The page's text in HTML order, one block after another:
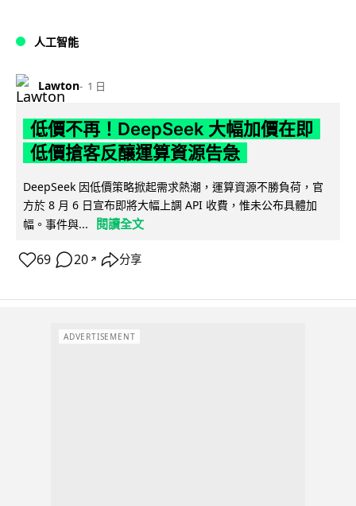
人工智能
Lawton 1 日
低價不再！DeepSeek 大幅加價在即
低價搶客反釀運算資源告急
DeepSeek 因低價策略掀起需求熱潮，運算資源不勝負荷，官
方於 8 月 6 日宣布即將大幅上調 API 收費，惟未公布具體加
幅。事件與...
閱讀全文
69 20 ↗ 分享
ADVERTISEMENT